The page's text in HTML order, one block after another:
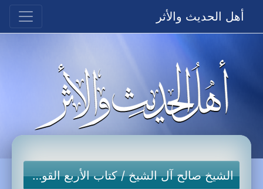
أهل الحديث والأثر
الشيخ صالح آل الشيخ/كتاب الأربع القواعد